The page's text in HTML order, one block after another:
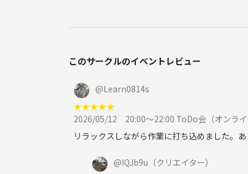
このサークルのイベントレビュー
@Learn0814s
★★★★★
2026/05/12
20:00〜22:00 ToDo会（オンラ
リラックスしながら作業に打ち込めました。
@IQJb9u （クリエイター）